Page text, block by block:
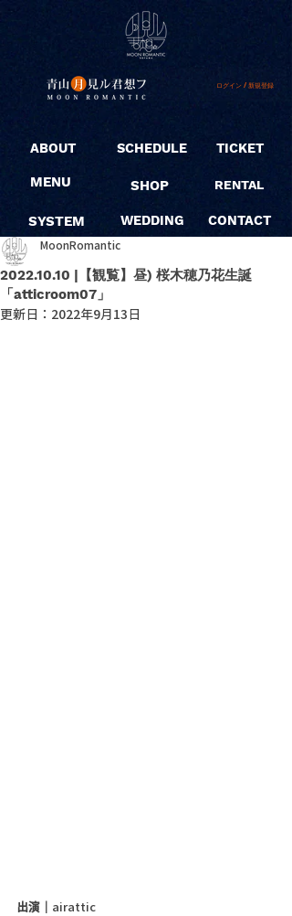
ログイン / 新規登録
ABOUT
MENU
SYSTEM
SCHEDULE
SHOP
WEDDING
TICKET
RENTAL
CONTACT
2022.10.10 |【観覧】昼) 桜木穂乃花生誕
「atticroom07」
MoonRomantic
更新日： 2022年9月13日
出演｜ airattic